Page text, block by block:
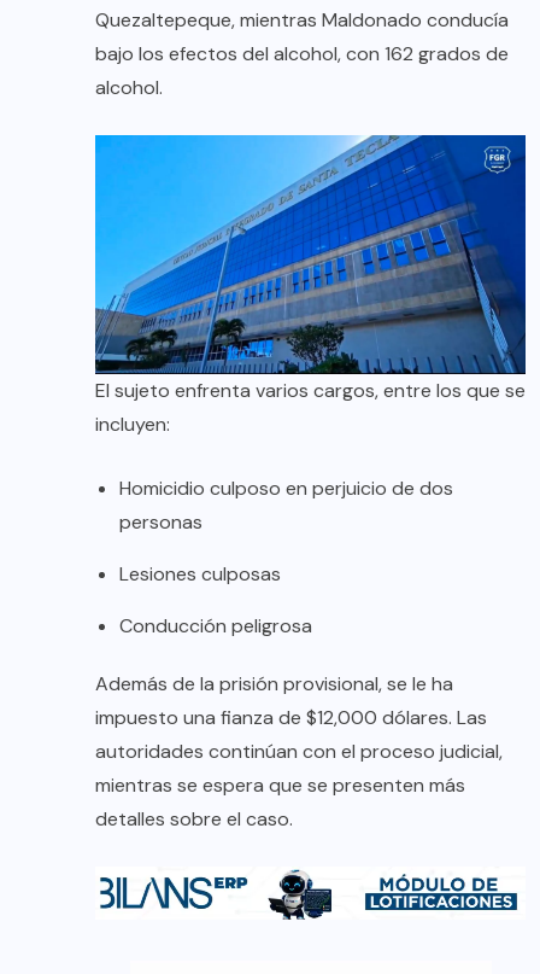
Quezaltepeque, mientras Maldonado conducía
bajo los efectos del alcohol, con 162 grados de
alcohol.
El sujeto enfrenta varios cargos, entre los que se
incluyen:
Homicidio culposo en perjuicio de dos
personas
Lesiones culposas
Conducción peligrosa
Además de la prisión provisional, se le ha
impuesto una fianza de $12,000 dólares. Las
autoridades continúan con el proceso judicial,
mientras se espera que se presenten más
detalles sobre el caso.